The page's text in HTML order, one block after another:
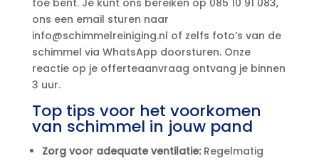
ons een email sturen naar
info@schimmelreiniging.​nl of zelfs foto’s van de
schimmel via WhatsApp doorsturen.​ Onze
reactie op je offerteaanvraag ontvang je binnen
3 uur.​
Top tips voor het voorkomen
van schimmel in jouw pand
Zorg voor adequate ventilatie:Regelmatig